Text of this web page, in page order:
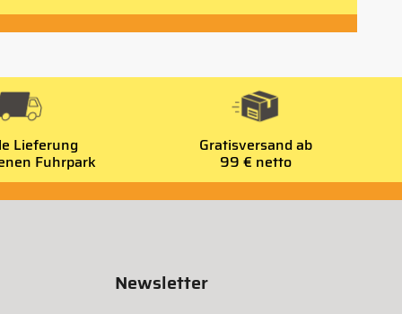
Lieferung
Fuhrpark
Gratisversand ab
99 € netto
Newsletter